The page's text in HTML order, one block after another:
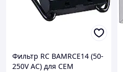
Фильтр RC BAMRCE14 (50-
250V AC) для CEM